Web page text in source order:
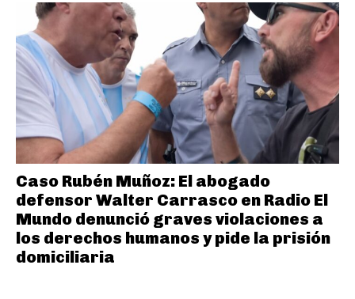
Caso Rubén Muñoz: El abogado
defensor Walter Carrasco en Radio El
Mundo denunció graves violaciones a
los derechos humanos y pide la prisión
domiciliaria